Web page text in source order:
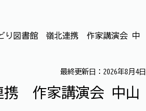
どり図書館 嶺北連携 作家講演会 中
最終更新日：2026年8月4日
携 作家講演会 中山